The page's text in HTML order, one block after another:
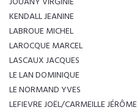
KENDALL JEANINE
LABROUE MICHEL
LAROCQUE MARCEL
LASCAUX JACQUES
LE LAN DOMINIQUE
LE NORMAND YVES
LEFIEVRE JOËL/CARMEILLE JÉRÔME